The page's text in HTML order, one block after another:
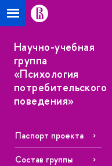
Научно-учебная
группа
«Психология
потребительского
поведения»
Паспорт проекта
Состав группы